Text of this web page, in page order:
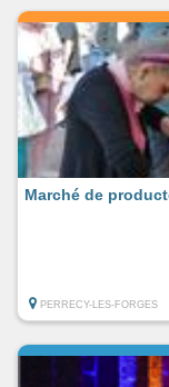
Marché de
PERRECY-LES-FORGES